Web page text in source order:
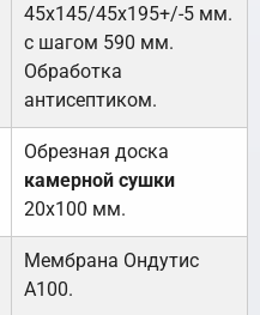
45х145/45х195+/-5 мм.
с шагом 590 мм.
Обработка
антисептиком.
Обрезная доска
камерной сушки
20х100 мм.
Мембрана Ондутис
А100.